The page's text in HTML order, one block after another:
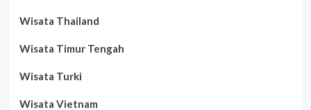
Wisata Thailand
Wisata Timur Tengah
Wisata Turki
Wisata Vietnam